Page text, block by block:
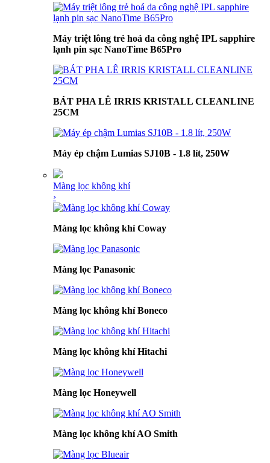
Máy triệt lông trẻ hoá da công nghệ IPL sapphire
lạnh pin sạc NanoTime B65Pro
BÁT PHA LÊ IRRIS KRISTALL CLEANLINE
25CM
Máy ép chậm Lumias SJ10B - 1.8 lít, 250W
Màng lọc không khí
›
Màng lọc không khí Coway
Màng lọc Panasonic
Màng lọc không khí Boneco
Màng lọc không khí Hitachi
Màng lọc Honeywell
Màng lọc không khí AO Smith